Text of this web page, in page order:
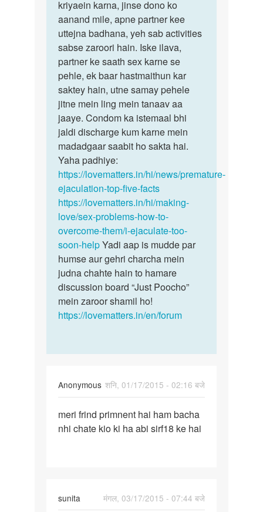
samay
take
sex…
by
Morya
mein,
…
kriyaein karna, jinse dono ko
aanand mile, apne partner kee
uttejna badhana, yeh sab activities
sabse zaroori hain. Iske ilava,
partner ke saath sex karne se
pehle, ek baar hastmaithun kar
saktey hain, utne samay pehele
jitne mein ling mein tanaav aa
jaaye. Condom ka istemaal bhi
jaldi discharge kum karne mein
madadgaar saabit ho sakta hai.
Yaha padhiye:
https://lovematters.in/hi/news/premature-
ejaculation-top-five-facts
https://lovematters.in/hi/making-
love/sex-problems-how-to-
overcome-them/i-ejaculate-too-
soon-helpYadi aap is mudde par
humse aur gehri charcha mein
judna chahte hain to hamare
discussion board “Just Poocho”
mein zaroor shamil ho!
https://lovematters.in/en/forum
Anonymous शनि, 01/17/2015 - 02:16 बजे
meri
frind
meri frind primnent hai ham bacha
nhi chate kio ki ha abi sirf18 ke hai
sunita
मंगल, 03/17/2015 - 07:44 बजे